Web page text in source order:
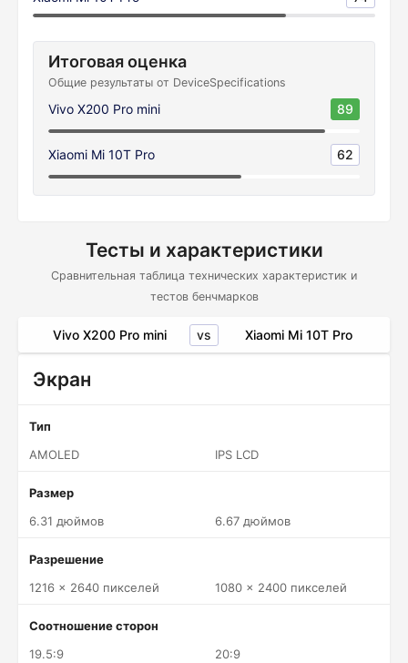
Итоговая оценка
Общие результаты от DeviceSpecifications
Vivo X200 Pro mini 89
Xiaomi Mi 10T Pro 62
Тесты и характеристики
Сравнительная таблица технических характеристик и
тестов бенчмарков
Vivo X200 Pro mini vs Xiaomi Mi 10T Pro
Экран
Тип
AMOLED
IPS LCD
Размер
6.31 дюймов
6.67 дюймов
Разрешение
1216 x 2640 пикселей
1080 x 2400 пикселей
Соотношение сторон
19.5:9
20:9